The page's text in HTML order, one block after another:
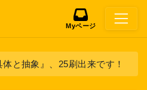
Myページ
体と抽象』、25刷出来です！